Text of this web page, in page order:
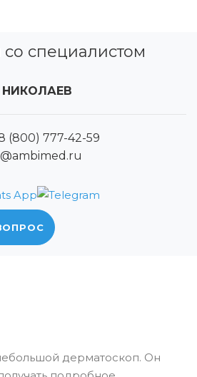
со специалистом
(800) 777-42-59
дерматоскоп. Он